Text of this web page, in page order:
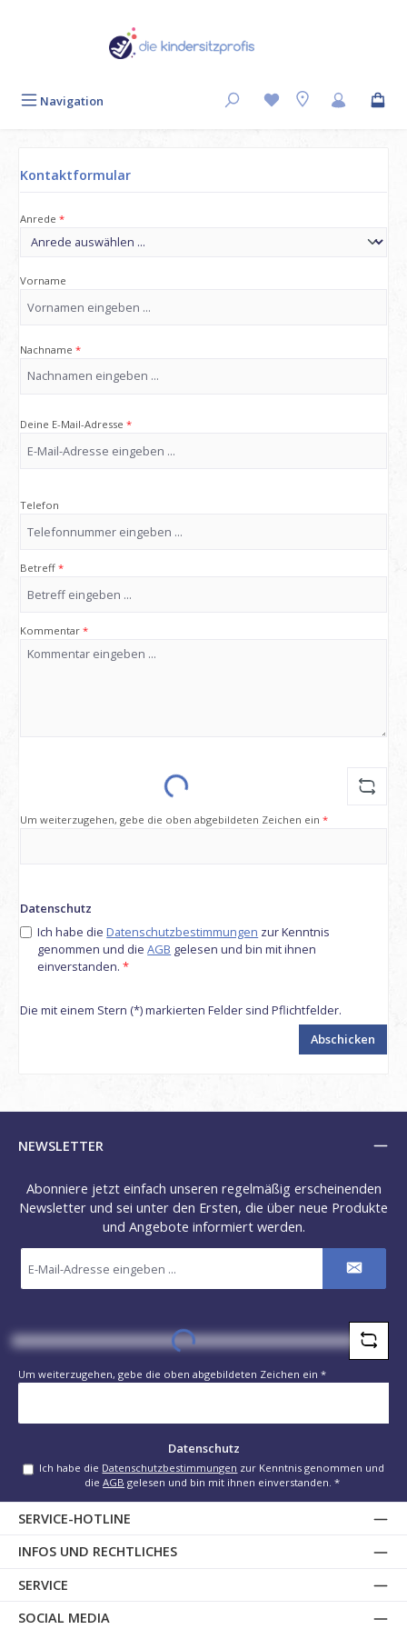
Navigation Du hast 0
Kontaktformular
Anrede *
Vorname
Nachname *
Deine E-Mail-Adresse *
Telefon
Betreff *
Kommentar *
Loading...
Um weiterzugehen, gebe die oben abgebildeten Zeichen ein *
Datenschutz
Ich habe die Datenschutzbestimmungen zur Kenntnis
genommen und dieAGB gelesen und bin mit ihnen
einverstanden.*
Die mit einem Stern (*) markierten Felder sind Pflichtfelder.
Abschicken
NEWSLETTER
Abonniere jetzt einfach unseren regelmäßig erscheinenden
Newsletter und sei unter den Ersten, die über neue Produkte
und Angebote informiert werden.
Mail-
Adresse
Loading...
Um weiterzugehen, gebe die oben abgebildeten Zeichen ein *
Datenschutz
Ich habe die Datenschutzbestimmungen zur Kenntnis genommen und
dieAGB gelesen und bin mit ihnen einverstanden.*
SERVICE-HOTLINE
INFOS UND RECHTLICHES
SERVICE
SOCIAL MEDIA